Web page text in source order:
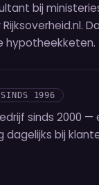
bij
hypotheekketen.
SINDS 1996
sinds 2000 —
dagelijks bij